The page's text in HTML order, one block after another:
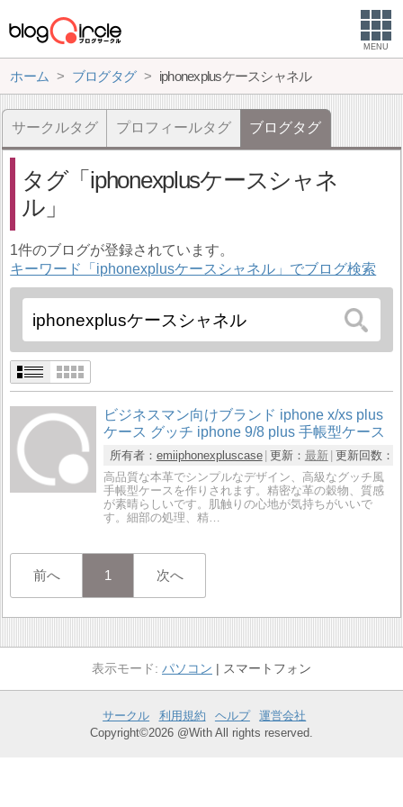
MENU
ホーム ブログタグ iphonexplusケースシャネル
サークルタグ プロフィールタグ ブログタグ
タグ
iphonexplusケースシャネ
ル
1件のブログが登録されています。
キーワード「iphonexplusケースシャネル」でブログ検索
ビジネスマン向けブランド iphone x/xs plus
ケース グッチ iphone 9/8 plus 手帳型ケース
所有者： emiiphonexpluscase 更新： 最新 更新回数：
高品質な本革でシンプルなデザイン、高級なグッチ風
手帳型ケースを作りされます。精密な革の穀物、質感
が素晴らしいです。肌触りの心地が気持ちがいいで
す。細部の処理、精…
前へ 1 次へ
パソコン スマートフォン
サークル 利用規約 ヘルプ
運営会社
Copyright©2026 @With All rights reserved.